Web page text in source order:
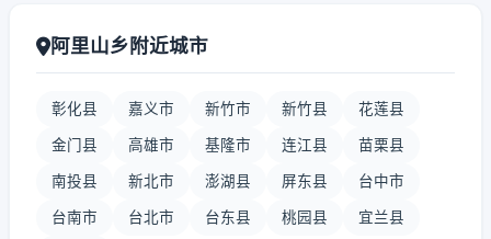
阿里山乡附近城市
彰化县 嘉义市 新竹市 新竹县 花莲县
金门县 高雄市 基隆市 连江县 苗栗县
南投县 新北市 澎湖县 屏东县 台中市
台南市 台北市 台东县 桃园县 宜兰县